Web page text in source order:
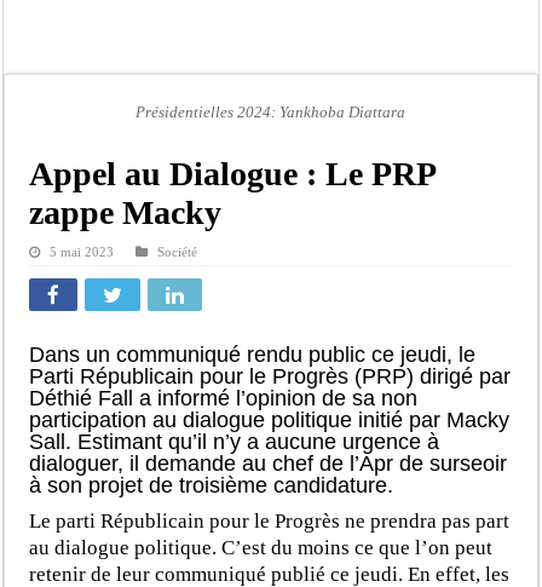
Aide aux ménages vulnérables : 92 976 ménages ciblés, 135 000 FCFA prévus
Secteur extractif au Sénégal : 303 milliards de FCFA de revenus générés par au
AfroBasket U18 masculin : le Sénégal domine le Rwanda et réussit son entrée
Bilan Magal de Touba : 244 interpellations, 110 déferrements, 2,4 millions
Présidentielles 2024: Yankhoba Diattara
Appel au Dialogue : Le PRP
zappe Macky
5 mai 2023 Société
Dans un communiqué rendu public ce jeudi, le
Parti Républicain pour le Progrès (PRP) dirigé par
Déthié Fall a informé l’opinion de sa non
participation au dialogue politique initié par Macky
Sall. Estimant qu’il n’y a aucune urgence à
dialoguer, il demande au chef de l’Apr de surseoir
à son projet de troisième candidature.
Le parti Républicain pour le Progrès ne prendra pas part
au dialogue politique. C’est du moins ce que l’on peut
retenir de leur communiqué publié ce jeudi. En effet, les